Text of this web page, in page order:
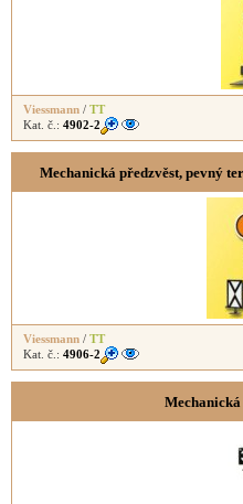
Viessmann / TT
Kat. č.: 4902-2
Mechanická předzvěst, pevný
Viessmann / TT
Kat. č.: 4906-2